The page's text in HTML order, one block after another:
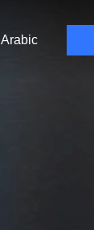
Arabic